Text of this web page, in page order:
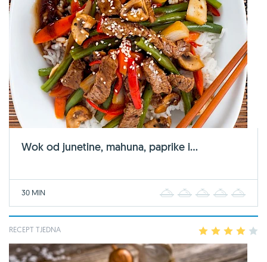
Wok od junetine, mahuna, paprike i...
30 MIN 2 3 4
RECEPT TJEDNA 2 3 4